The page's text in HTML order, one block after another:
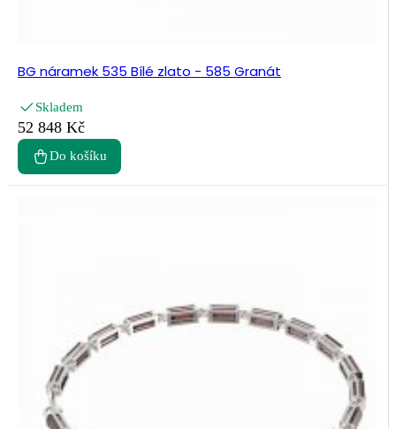
BG náramek 535 Bílé zlato - 585 Granát
Skladem
52 848 Kč
Do košíku